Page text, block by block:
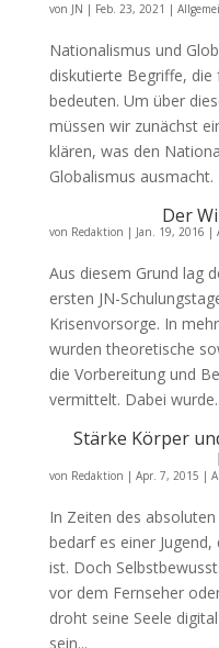
von JN | Feb. 23, 2021 |
Nationalismus und
diskutierte Begriffe,
bedeuten. Um über
müssen wir zunächst
klären, was den
Globalismus ausmacht.
Der
von Redaktion | Jan. 19, 2016 |
Aus diesem Grund lag
ersten JN-
Krisenvorsorge. In
wurden theoretische
die Vorbereitung und
vermittelt. Dabei
Stärke Körper
von Redaktion | Apr. 7, 2015 |
In Zeiten des
bedarf es einer
ist. Doch
vor dem Fernseher
droht seine Seele
sein...